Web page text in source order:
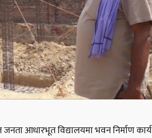
आधारभूत विद्यालयमा भवन निर्माण कार्य